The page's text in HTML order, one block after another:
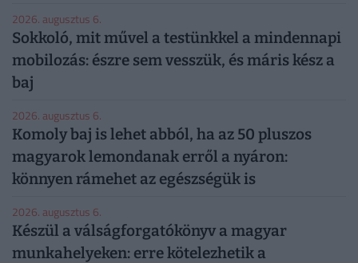
2026. augusztus 6.
Sokkoló, mit művel a testünkkel a mindennapi
mobilozás: észre sem vesszük, és máris kész a
baj
2026. augusztus 6.
Komoly baj is lehet abból, ha az 50 pluszos
magyarok lemondanak erről a nyáron:
könnyen rámehet az egészségük is
2026. augusztus 6.
Készül a válságforgatókönyv a magyar
munkahelyeken: erre kötelezhetik a